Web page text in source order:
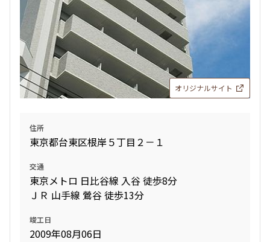
オリジナルサイト
住所
東京都台東区根岸５丁目２－１
交通
東京メトロ 日比谷線 入谷 徒歩8分
ＪＲ 山手線 鶯谷 徒歩13分
竣工日
2009年08月06日